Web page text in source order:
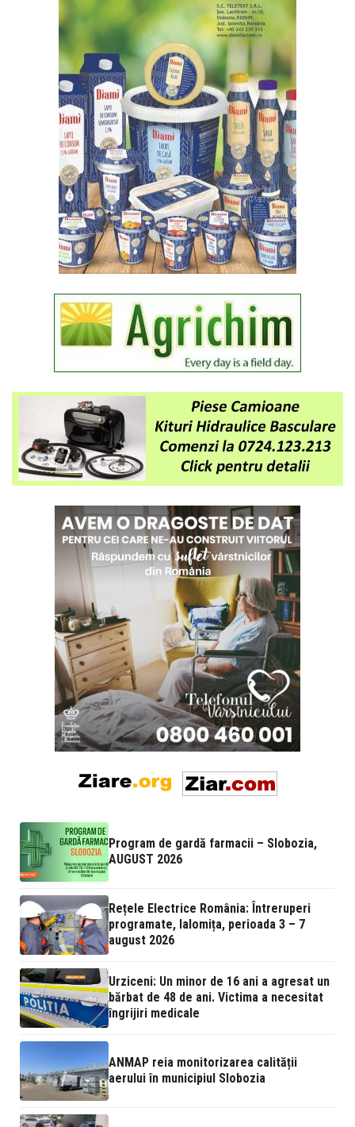
Program de gardă farmacii – Slobozia,
AUGUST 2026
Rețele Electrice România: Întreruperi
programate, Ialomița, perioada 3 – 7
august 2026
Urziceni: Un minor de 16 ani a agresat un
bărbat de 48 de ani. Victima a necesitat
îngrijiri medicale
ANMAP reia monitorizarea calității
aerului în municipiul Slobozia